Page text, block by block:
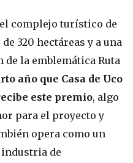
complejo turístico de
320 hectáreas y a una
la emblemática Ruta
año que Casa de Uco
este premio, algo
para el proyecto y
opera como un
de